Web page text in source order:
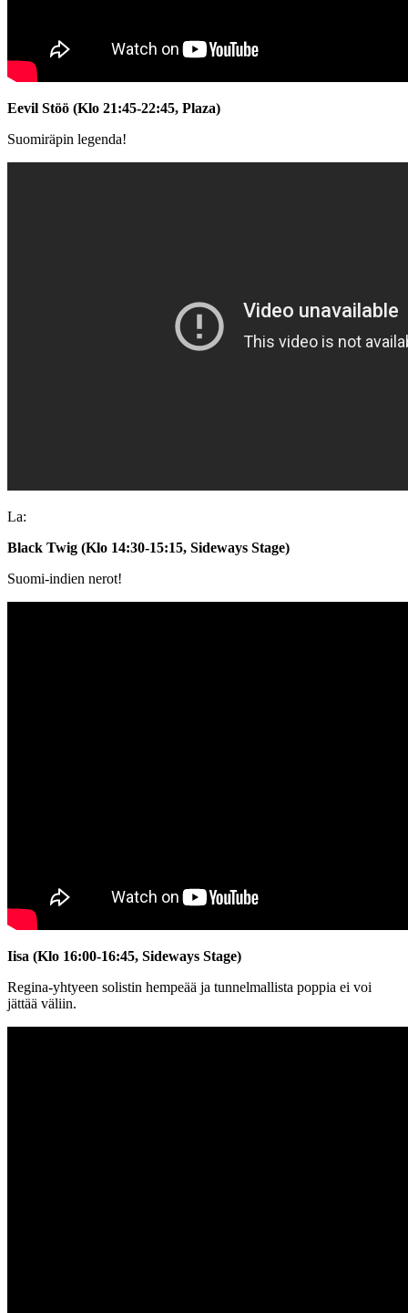
Eevil Stöö (Klo 21:45-22:45, Plaza)
Suomiräpin legenda!
La:
Black Twig (Klo 14:30-15:15, Sideways Stage)
Suomi-indien nerot!
Iisa (Klo 16:00-16:45, Sideways Stage)
Regina-yhtyeen solistin hempeää ja tunnelmallista poppia ei voi
jättää väliin.